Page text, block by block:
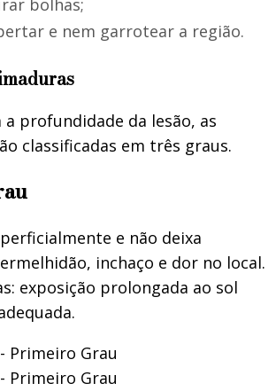
bolhas;
e nem garrotear a região.
a profundidade da lesão, as
classificadas em três graus.
e não deixa
inchaço e dor no local.
exposição prolongada ao sol